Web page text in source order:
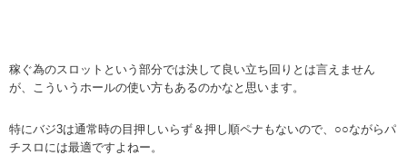
稼ぐ為のスロットという部分では決して良い立ち回りとは言えません
が、こういうホールの使い方もあるのかなと思います。
特にバジ3は通常時の目押しいらず＆押し順ペナもないので、○○ながらパ
チスロには最適ですよねー。